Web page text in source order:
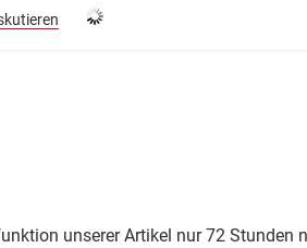
unserer Artikel nur 72 Stunden